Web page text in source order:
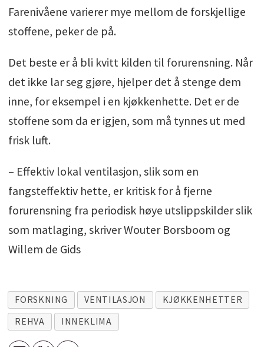
Farenivåene varierer mye mellom de forskjellige
stoffene, peker de på.
Det beste er å bli kvitt kilden til forurensning. Når
det ikke lar seg gjøre, hjelper det å stenge dem
inne, for eksempel i en kjøkkenhette. Det er de
stoffene som da er igjen, som må tynnes ut med
frisk luft.
– Effektiv lokal ventilasjon, slik som en
fangsteffektiv hette, er kritisk for å fjerne
forurensning fra periodisk høye utslippskilder slik
som matlaging, skriver Wouter Borsboom og
Willem de Gids
FORSKNING VENTILASJON
KJØKKENHETTER
REHVA
INNEKLIMA